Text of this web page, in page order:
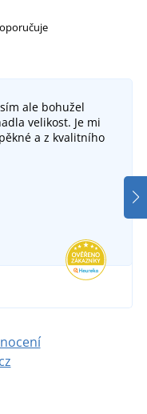
ale bohužel
velikost. Je mi
a z kvalitního